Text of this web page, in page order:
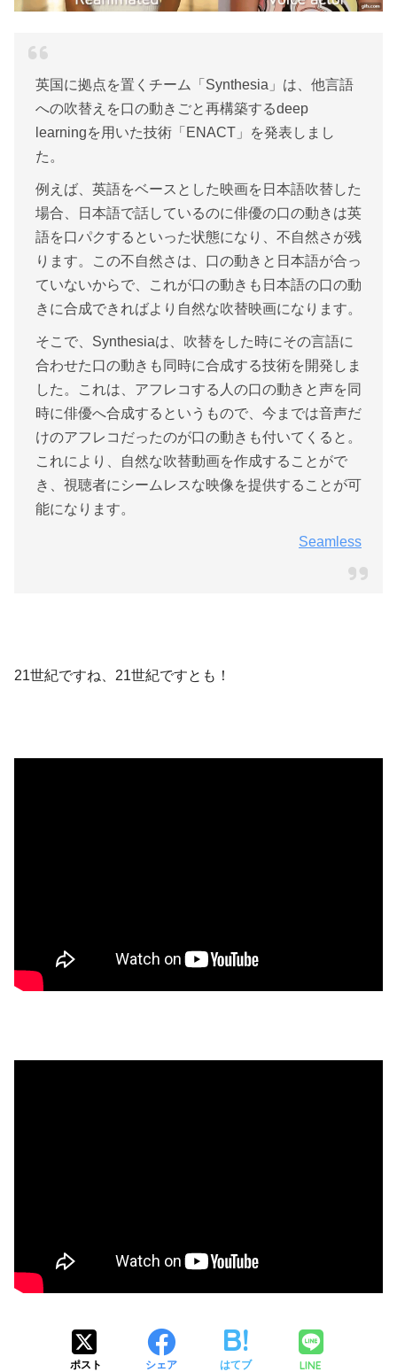
英国に拠点を置くチーム「Synthesia」は、他言語
への吹替えを口の動きごと再構築するdeep
learningを用いた技術「ENACT」を発表しまし
た。
例えば、英語をベースとした映画を日本語吹替した
場合、日本語で話しているのに俳優の口の動きは英
語を口パクするといった状態になり、不自然さが残
ります。この不自然さは、口の動きと日本語が合っ
ていないからで、これが口の動きも日本語の口の動
きに合成できればより自然な吹替映画になります。
そこで、Synthesiaは、吹替をした時にその言語に
合わせた口の動きも同時に合成する技術を開発しま
した。これは、アフレコする人の口の動きと声を同
時に俳優へ合成するというもので、今までは音声だ
けのアフレコだったのが口の動きも付いてくると。
これにより、自然な吹替動画を作成することがで
き、視聴者にシームレスな映像を提供することが可
能になります。
Seamless
21世紀ですね、21世紀ですとも！
ポスト シェア はてブ LINE